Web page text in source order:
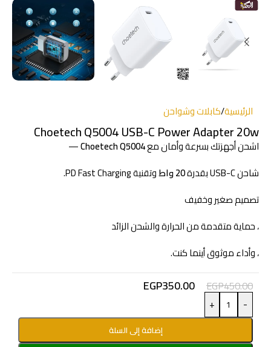
الرئيسية/كابلات وشواحن
Choetech Q5004 USB-C Power Adapter 20w
اشحن أجهزتك بسرعة وأمان معChoetech Q5004
—
شاحن USB-C بقدرة
20 واط
وتقنية PD Fast Charging.
تصميم صغير وخفيف
، حماية متقدمة من الحرارة والشحن الزائد
، وأداء موثوق أينما كنت.
EGP450.00
EGP350.00
-
+
إضافة إلى السلة